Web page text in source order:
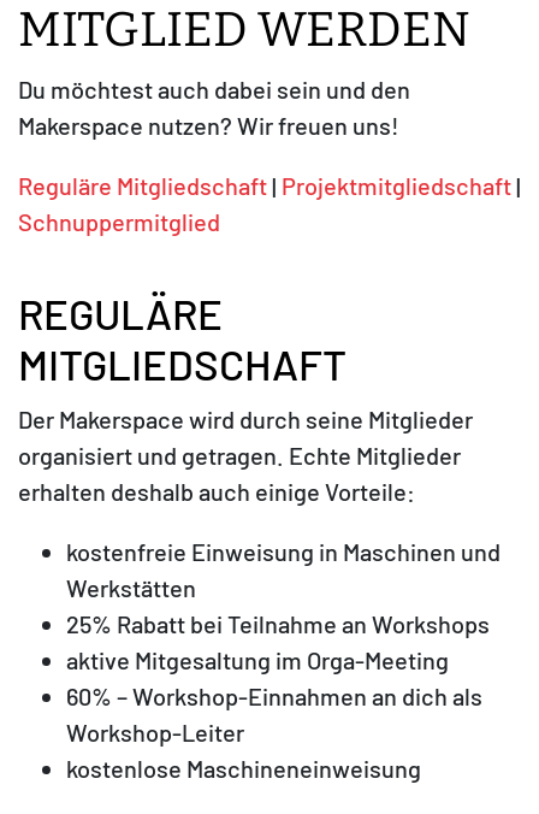
MITGLIED WERDEN
Du möchtest auch dabei sein und den
Makerspace nutzen? Wir freuen uns!
Reguläre Mitgliedschaft| Projektmitgliedschaft|
Schnuppermitglied
REGULÄRE
MITGLIEDSCHAFT
Der Makerspace wird durch seine Mitglieder
organisiert und getragen. Echte Mitglieder
erhalten deshalb auch einige Vorteile:
kostenfreie Einweisung in Maschinen und
Werkstätten
25% Rabatt bei Teilnahme an Workshops
aktive Mitgesaltung im Orga-Meeting
60% – Workshop-Einnahmen an dich als
Workshop-Leiter
kostenlose Maschineneinweisung